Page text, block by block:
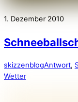
1. Dezember 2010
skizzenblogAntwort,
Wetter